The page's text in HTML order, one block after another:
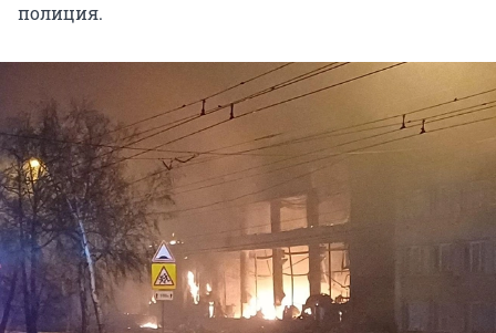
полиция.